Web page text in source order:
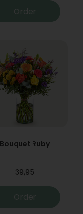
Order
Bouquet Ruby
39,95
Order